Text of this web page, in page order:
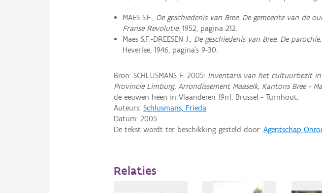
MAES S.F., De geschiedenis van Bree. De gemeente van de
Franse Revolutie, 1952, pagina 212.
Maes S.F.-DREESEN J., De geschiedenis van Bree. De
Heverlee, 1946, pagina's 9-30.
Bron: SCHLUSMANS F. 2005: Inventaris van het cultuurbezit in
Provincie Limburg, Arrondissement Maaseik, Kantons Bree -
de eeuwen heen in Vlaanderen 19n1, Brussel - Turnhout.
Auteurs:Schlusmans, Frieda
Datum:2005
De tekst wordt ter beschikking gesteld door:Agentschap
Relaties